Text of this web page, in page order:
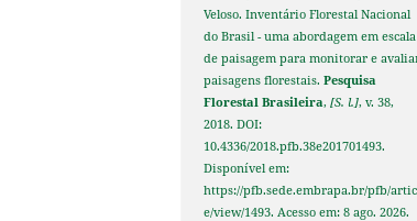
Veloso. Inventário Florestal Nacional
do Brasil - uma abordagem em escala
de paisagem para monitorar e
paisagens florestais.Pesquisa
Florestal Brasileira,[S. l.], v. 38,
2018. DOI:
10.4336/2018.pfb.38e201701493.
Disponível em:
https://pfb.sede.embrapa.br/pfb/
e/view/1493. Acesso em: 8 ago. 2026.